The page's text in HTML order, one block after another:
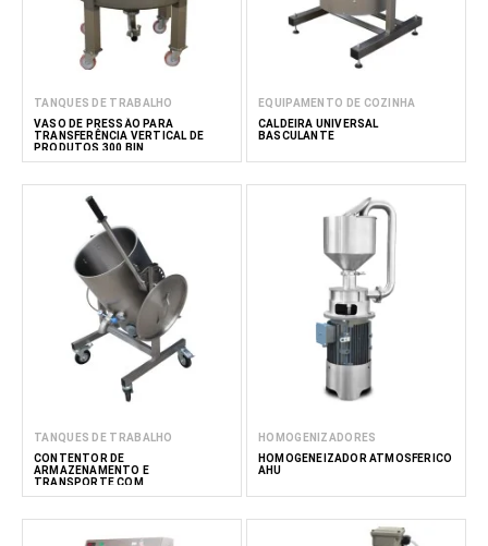
TANQUES DE TRABALHO
VASO DE PRESSÃO PARA
TRANSFERÊNCIA VERTICAL DE
PRODUTOS 300 BIN
EQUIPAMENTO DE COZINHA
CALDEIRA UNIVERSAL
BASCULANTE
TANQUES DE TRABALHO
CONTENTOR DE
ARMAZENAMENTO E
TRANSPORTE COM
BASCULAMENTO MANUAL MAK 30–
HOMOGENIZADORES
HOMOGENEIZADOR ATMOSFÉRICO
AHU